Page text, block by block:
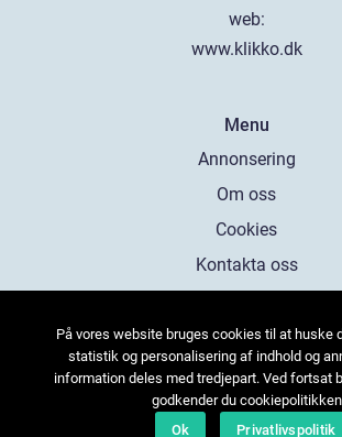
web:
www.klikko.dk
Menu
Annonsering
Om oss
Cookies
Kontakta oss
På vores website bruges cookies til at huske
statistik og personalisering af indhold og
information deles med tredjepart. Ved fortsat
godkender du
Ok
Privatlivspolitik